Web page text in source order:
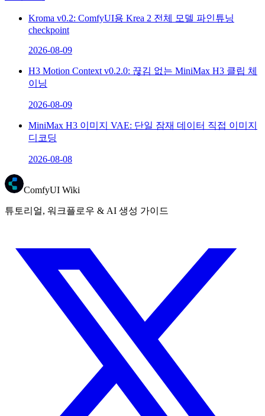
Kroma v0.2: ComfyUI용 Krea 2 전체 모델 파인튜닝
checkpoint
2026-08-09
H3 Motion Context v0.2.0: 끊김 없는 MiniMax H3 클립 체
이닝
2026-08-09
MiniMax H3 이미지 VAE: 단일 잠재 데이터 직접 이미지
디코딩
2026-08-08
ComfyUI Wiki
튜토리얼, 워크플로우 & AI 생성 가이드